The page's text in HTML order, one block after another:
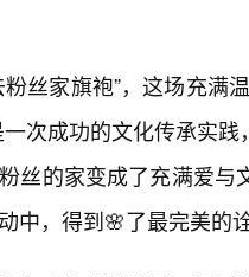
粉丝家旗袍”，这场充满
一次成功的文化传承实
丝的家变成了充满爱
中，得到🌸了最完美的